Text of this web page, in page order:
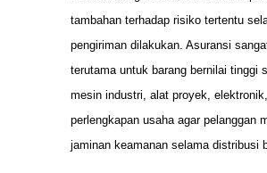
tambahan terhadap risiko tertentu
pengiriman dilakukan. Asuransi
terutama untuk barang bernilai tinggi
mesin industri, alat proyek,
perlengkapan usaha agar pelanggan
jaminan keamanan selama distribusi